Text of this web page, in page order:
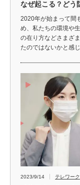
なぜ起こる？どう
2020年が始まって間
め、私たちの環境や
の在り方などさまざ
たのではないかと感
2023/9/14 テレワーク